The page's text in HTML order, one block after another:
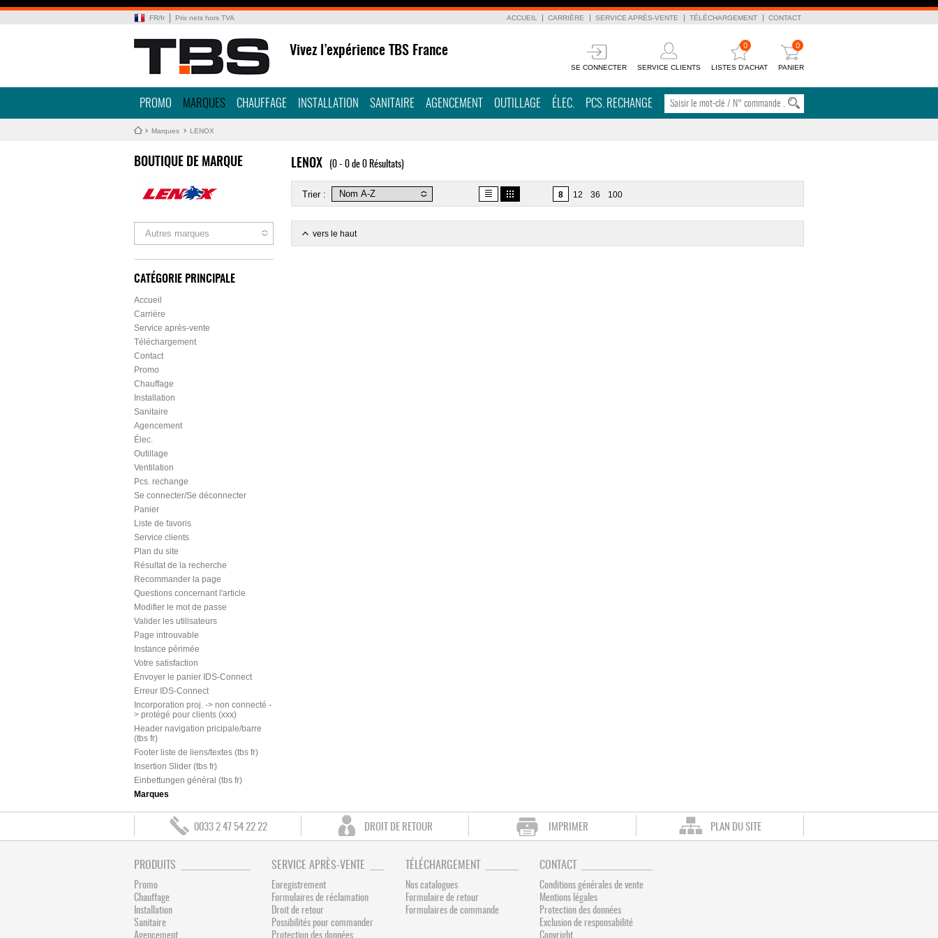
FR/fr Prix nets hors TVA ACCUEIL CARRIÈRE SERVICE APRÈS-VENTE TÉLÉCHARGEMENT CONTACT
Vivez l’expérience TBS France
SE CONNECTER SERVICE CLIENTS
0
LISTES D'ACHAT
0
PANIER
PROMO MARQUES CHAUFFAGE INSTALLATION SANITAIRE AGENCEMENT OUTILLAGE ÉLEC. PCS. RECHANGE
Marques LENOX
BOUTIQUE DE MARQUE
Autres marques
CATÉGORIE PRINCIPALE
Accueil
Carrière
Service après-vente
Téléchargement
Contact
Promo
Chauffage
Installation
Sanitaire
Agencement
Élec.
Outillage
Ventilation
Pcs. rechange
Se connecter/Se déconnecter
Panier
Liste de favoris
Service clients
Plan du site
Résultat de la recherche
Recommander la page
Questions concernant l'article
Modifier le mot de passe
Valider les utilisateurs
Page introuvable
Instance périmée
Votre satisfaction
Envoyer le panier IDS-Connect
Erreur IDS-Connect
Incorporation proj. -> non connecté -
> protégé pour clients (xxx)
Header navigation pricipale/barre
(tbs fr)
Footer liste de liens/textes (tbs fr)
Insertion Slider (tbs fr)
Einbettungen général (tbs fr)
Marques
LENOX (0 - 0 de 0 Résultats)
Trier : 8 12 36 100
vers le haut
0033 2 47 54 22 22 DROIT DE RETOUR IMPRIMER PLAN DU SITE
PRODUITS
Promo
Chauffage
Installation
Sanitaire
Agencement
SERVICE APRÈS-VENTE
Enregistrement
Formulaires de réclamation
Droit de retour
Possibilités pour commander
Protection des données
TÉLÉCHARGEMENT
Nos catalogues
Formulaire de retour
Formulaires de commande
CONTACT
Conditions générales de vente
Mentions légales
Protection des données
Exclusion de responsabilité
Copyright